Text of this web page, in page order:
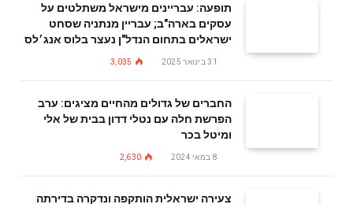
תופעה: עבריינים מישראל משתלטים על
עסקים בארה"ב; עבריין מנתניה שסחט
ישראלים בתחום הנדל"ן נעצר בלוס אנג׳לס
31 בינואר 2025 3,035
החברים של גדולים מהחיים מציגים: ערב
הפרשת חלה עם נטלי דדון בבית של אלי
ומיטל בכר
8 במאי 2024 2,630
צעירה ישראלית הותקפה ונדקרה בדירתה